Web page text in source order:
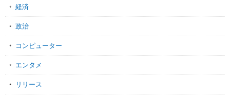
経済
政治
コンピューター
エンタメ
リリース